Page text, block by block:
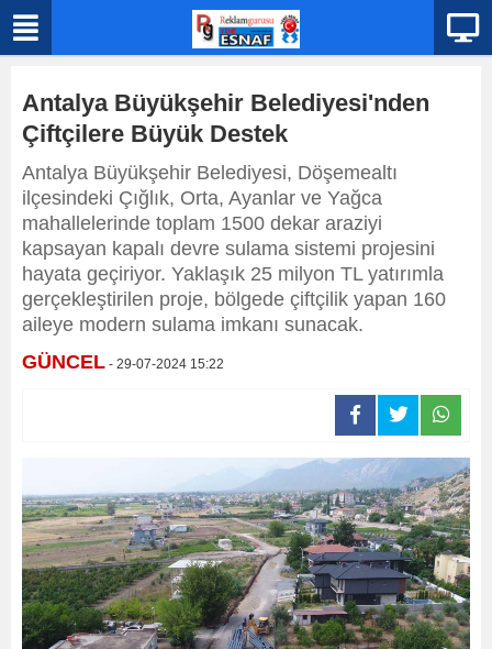
Antalya Büyükşehir Belediyesi'nden
Çiftçilere Büyük Destek
Antalya Büyükşehir Belediyesi, Döşemealtı
ilçesindeki Çığlık, Orta, Ayanlar ve Yağca
mahallelerinde toplam 1500 dekar araziyi
kapsayan kapalı devre sulama sistemi projesini
hayata geçiriyor. Yaklaşık 25 milyon TL yatırımla
gerçekleştirilen proje, bölgede çiftçilik yapan 160
aileye modern sulama imkanı sunacak.
GÜNCEL - 29-07-2024 15:22